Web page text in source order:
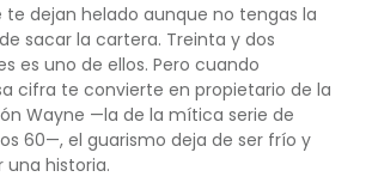
te dejan helado aunque no tengas la
sacar la cartera. Treinta y dos
es uno de ellos. Pero cuando
cifra te convierte en propietario de la
Wayne —la de la mítica serie de
60—, el guarismo deja de ser frío y
historia.